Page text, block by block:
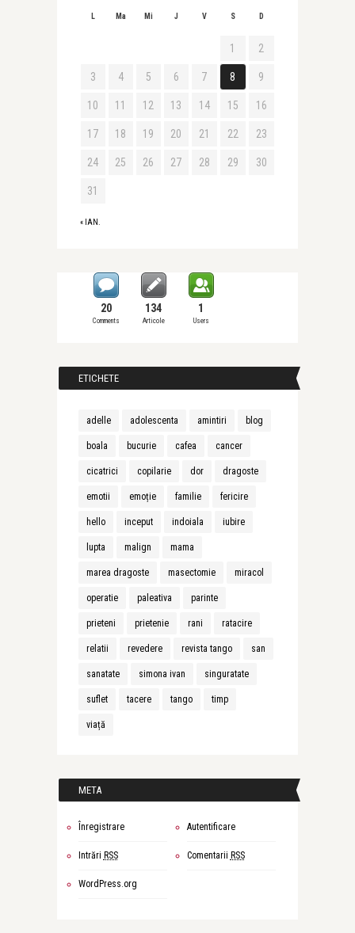
L Ma Mi J V S D
« IAN.
1 2
3 4 5 6 7 8 9
10 11 12 13 14 15 16
17 18 19 20 21 22 23
24 25 26 27 28 29 30
31
20
Comments
134
Articole
1
Users
ETICHETE
adelle adolescenta amintiri blog
boala bucurie cafea cancer
cicatrici copilarie dor dragoste
emotii emoție familie fericire
hello inceput indoiala iubire
lupta malign mama
marea dragoste masectomie miracol
operatie paleativa parinte
prieteni prietenie rani ratacire
relatii revedere revista tango san
sanatate simona ivan singuratate
suflet tacere tango timp
viață
META
Înregistrare Autentificare
Intrări RSS Comentarii RSS
WordPress.org